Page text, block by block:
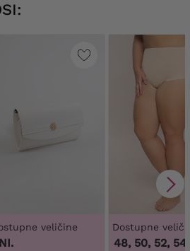
veličine Dostupne
46, 48, 50, 52, 54,